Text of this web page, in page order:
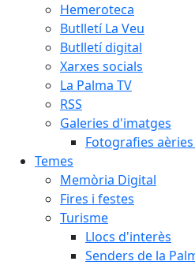
Hemeroteca
Butlletí La Veu
Butlletí digital
Xarxes socials
La Palma TV
RSS
Galeries d'imatges
Fotografies
Temes
Memòria Digital
Fires i festes
Turisme
Llocs d'interès
Senders de la